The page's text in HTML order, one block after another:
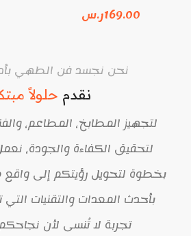
169.00ر.س
نحن نجسد فن الطهي
نقدم حلولاً
لتجهيز المطابخ، المطاعم،
لتحقيق الكفاءة والجودة،
بخطوة لتحويل رؤيتكم إلى
بأحدث المعدات والتقنيات
تجربة لا تُنسى لأن